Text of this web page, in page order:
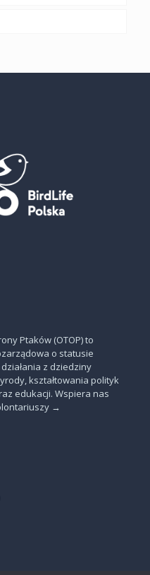
Ptaków (OTOP) to
o statusie
z dziedziny
kształtowania polityk
edukacji. Wspiera nas
→